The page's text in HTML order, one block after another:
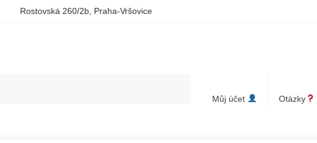
Rostovská 260/2b, Praha-Vršovice
Můj účet Otázky